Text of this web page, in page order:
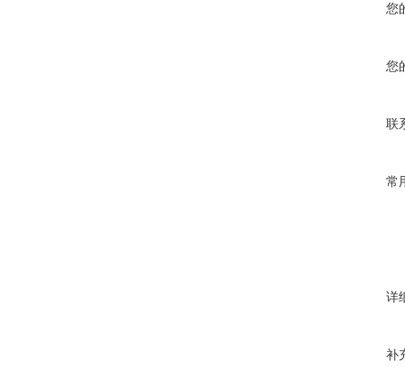
您
您
联
常
详
补